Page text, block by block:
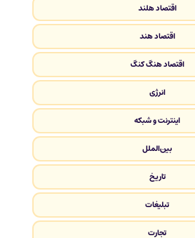
اقتصاد هلند
اقتصاد هند
اقتصاد هنگ کنگ
انرژی
اینترنت و شبکه
بین‌الملل
تاریخ
تبلیغات
تجارت